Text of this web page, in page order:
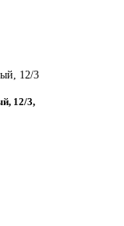
12/3
12/3,